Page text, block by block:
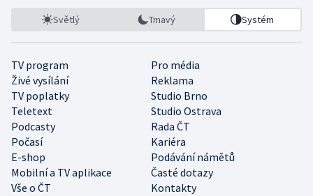
Světlý Tmavý Systém
TV program
Pro média
Živé vysílání
Reklama
TV poplatky
Studio Brno
Teletext
Studio Ostrava
Podcasty
Rada ČT
Počasí
Kariéra
E-shop
Podávání námětů
Mobilní a TV aplikace
Časté dotazy
Vše o ČT
Kontakty